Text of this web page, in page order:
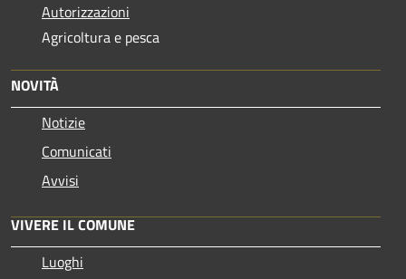
Autorizzazioni
Agricoltura e pesca
NOVITÀ
Notizie
Comunicati
Avvisi
VIVERE IL COMUNE
Luoghi